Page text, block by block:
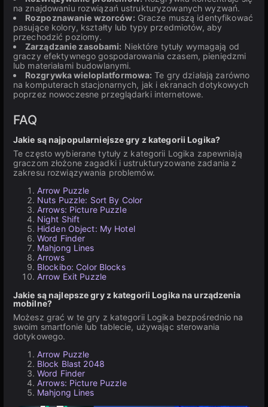
na znajdowaniu rozwiązań ustrukturyzowanych wyzwań.
Rozpoznawanie wzorców: Gracze muszą identyfikować
pasujące kolory, kształty lub typy przedmiotów, aby
przechodzić poziomy.
Zarządzanie zasobami: Niektóre tytuły wymagają od
graczy efektywnego gospodarowania czasem, pieniędzmi
lub materiałami budowlanymi.
Rozgrywka wieloplatformowa: Te gry działają zarówno
na komputerach stacjonarnych, jak i ekranach dotykowych
poprzez nowoczesne przeglądarki internetowe.
FAQ
Jakie są najpopularniejsze gry z kategorii Logika?
Te często wybierane tytuły z kategorii Logika zapewniają
graczom złożone zagadki i ustrukturyzowane zadania z
zakresu rozwiązywania problemów.
Arrow Puzzle
Nuts Puzzle: Sort By Color
Arrows: Picture Puzzle
Night Shift
Hidden Object: My Hotel
Word Finder
Mahjong Lines
Arrows
Blockibo: Color Blocks
Arrow Exit Puzzle
Jakie są najlepsze gry z kategorii Logika na urządzenia
mobilne?
Możesz grać w te gry z kategorii Logika bezpośrednio na
swoim smartfonie lub tablecie, używając sterowania
dotykowego.
Arrow Puzzle
Block Blast 2048
Word Finder
Arrows: Picture Puzzle
Mahjong Lines